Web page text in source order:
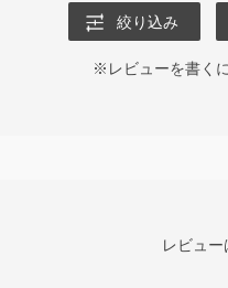
絞り込み
※レビューを書く
レビュー